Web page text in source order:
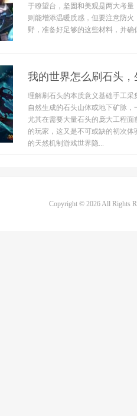
于瞭望台，坚固和美观是两大考
则能增添温暖质感，但要注意防
野，准备好足够的这些材料，并
我的世界怎么刷石头
理解刷石头的本质意义基础手工
自然生成的石头山体或地下矿脉
尤其在需要大量石头的庞大工程
的玩家，这又是不可或缺的初次
的天然机制游戏世界隐...
Copyright © 2026 All Rights